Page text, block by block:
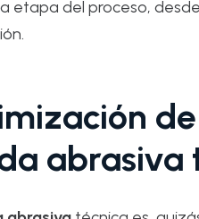
etapa del proceso,
abrasiva